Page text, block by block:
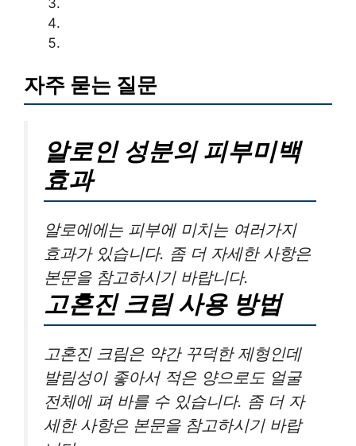
자주 묻는 질문
알로인 성분의 피부미백
효과
알로에에는 피부에 미치는 여러가지
효과가 있습니다. 좀 더 자세한 사항은
본문을 참고하시기 바랍니다.
고혼진 크림 사용 방법
고혼진 크림은 약간 꾸덕한 제형인데
발림성이 좋아서 적은 양으로도 얼굴
전체에 펴 바를 수 있습니다. 좀 더 자
세한 사항은 본문을 참고하시기 바랍